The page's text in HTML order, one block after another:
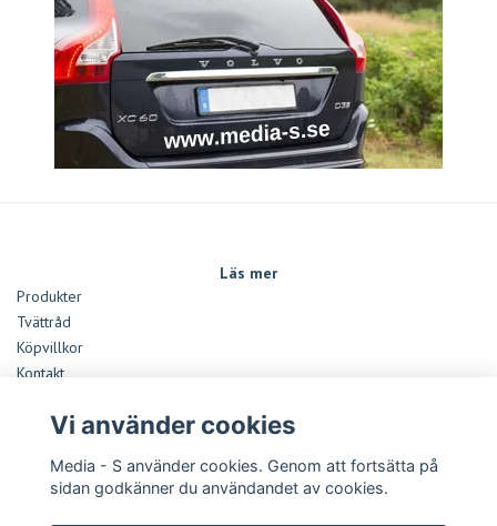
Läs mer
Produkter
Tvättråd
Köpvillkor
Kontakt
Storleksguide
Sociala medier
Vi använder cookies
Media - S använder cookies. Genom att fortsätta på
sidan godkänner du användandet av cookies.